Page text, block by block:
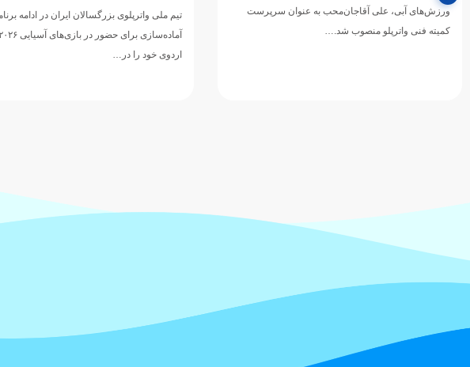
تیم ملی واترپلوی بزرگسالان ایران در ادامه برنامه‌های
دوازدهمین دوره مسابقات قهرمانی رده‌های سنی
ورزش‌های آبی آسیا، با…